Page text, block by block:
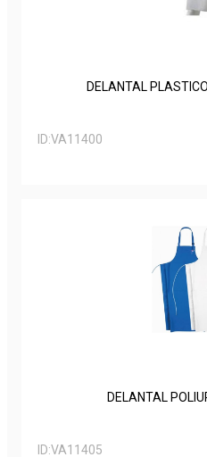
DELANTAL
ID:VA11400
DELANTAL
ID:VA11405